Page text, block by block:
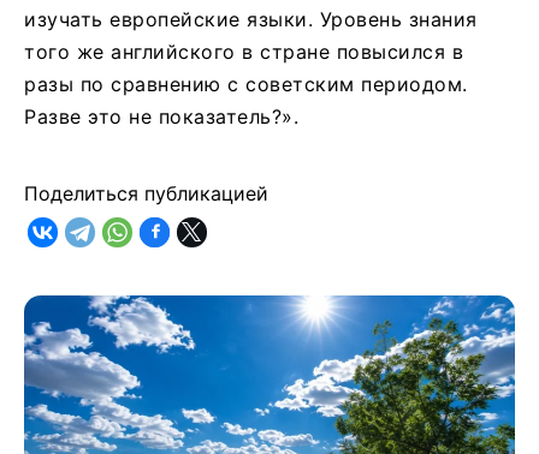
изучать европейские языки. Уровень знания
того же английского в стране повысился в
разы по сравнению с советским периодом.
Разве это не показатель?».
Поделиться публикацией